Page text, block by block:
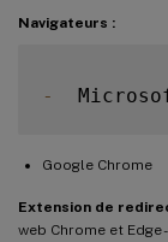
Navigateurs :
-
Google Chrome
Extension de
web Chrome et